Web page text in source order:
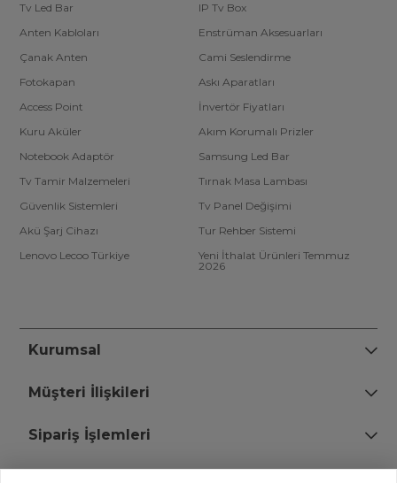
Tv Led Bar
IP Tv Box
Anten Kabloları
Enstrüman Aksesuarları
Çanak Anten
Cami Seslendirme
Fotokapan
Askı Aparatları
Access Point
İnvertör Fiyatları
Kuru Aküler
Akım Korumalı Prizler
Notebook Adaptör
Samsung Led Bar
Tv Tamir Malzemeleri
Tırnak Masa Lambası
Güvenlik Sistemleri
Tv Panel Değişimi
Akü Şarj Cihazı
Tur Rehber Sistemi
Lenovo Lecoo Türkiye
Yeni İthalat Ürünleri Temmuz
2026
Kurumsal
Müşteri İlişkileri
Sipariş İşlemleri